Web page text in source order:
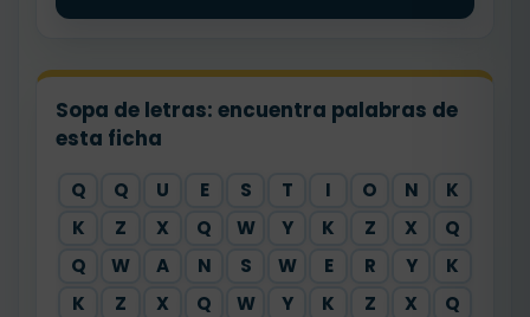
Sopa de letras: encuentra palabras de
esta ficha
Q Q U E S T I O N
K
K
Z X Q W Y K Z X
Q
Q
W A N S W E R Y
K
K
Z X Q W Y K Z X
Q